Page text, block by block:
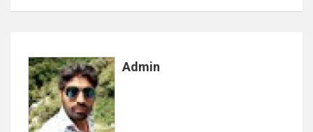
ce
o
o
k
at
A
p
p
ar
Admin